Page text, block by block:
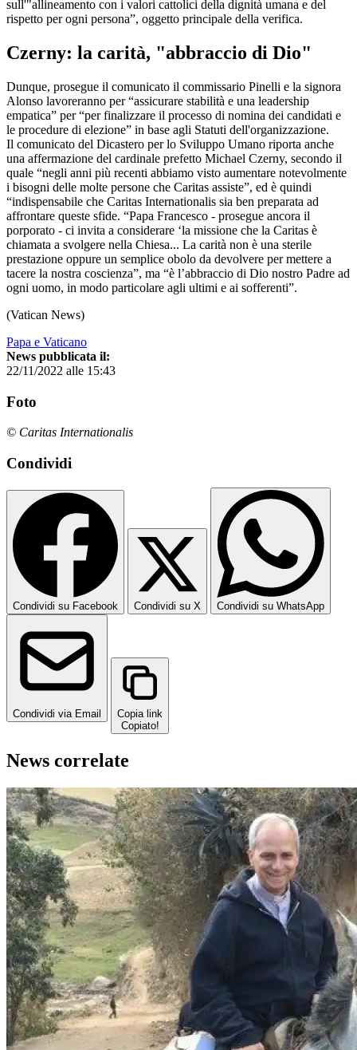
sull'"allineamento con i valori cattolici della dignità umana e del
rispetto per ogni persona”, oggetto principale della verifica.
Czerny: la carità, "abbraccio di Dio"
Dunque, prosegue il comunicato il commissario Pinelli e la signora
Alonso lavoreranno per “assicurare stabilità e una leadership
empatica” per “per finalizzare il processo di nomina dei candidati e
le procedure di elezione” in base agli Statuti dell'organizzazione.
Il comunicato del Dicastero per lo Sviluppo Umano riporta anche
una affermazione del cardinale prefetto Michael Czerny, secondo il
quale “negli anni più recenti abbiamo visto aumentare notevolmente
i bisogni delle molte persone che Caritas assiste”, ed è quindi
“indispensabile che Caritas Internationalis sia ben preparata ad
affrontare queste sfide. “Papa Francesco - prosegue ancora il
porporato - ci invita a considerare ‘la missione che la Caritas è
chiamata a svolgere nella Chiesa... La carità non è una sterile
prestazione oppure un semplice obolo da devolvere per mettere a
tacere la nostra coscienza”, ma “è l’abbraccio di Dio nostro Padre ad
ogni uomo, in modo particolare agli ultimi e ai sofferenti”.
(Vatican News)
Papa e Vaticano
News pubblicata il:
22/11/2022 alle 15:43
Foto
© Caritas Internationalis
Condividi
Condividi su Facebook Condividi su X Condividi su WhatsApp
Condividi via Email
Copia link
Copiato!
News correlate